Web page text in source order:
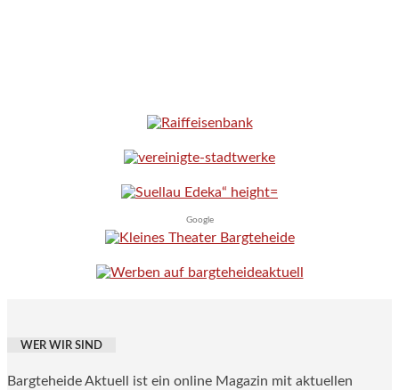
Google
WER WIR SIND
Bargteheide Aktuell ist ein online Magazin mit aktuellen